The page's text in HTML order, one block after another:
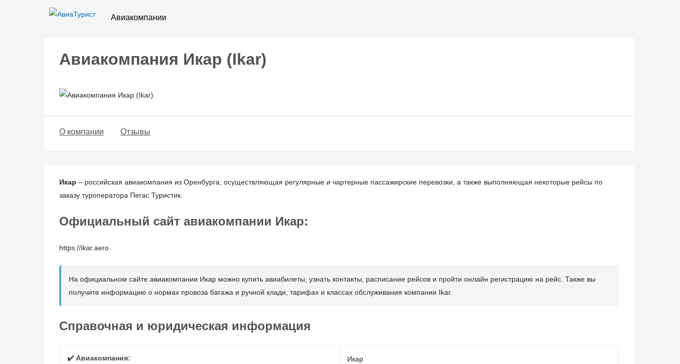
Авиакомпании
Авиакомпания Икар (Ikar)
О компании Отзывы
Икар – российская авиакомпания из Оренбурга, осуществляющая регулярные и чартерные пассажирские перевозки, а также выполняющая некоторые рейсы по
заказу туроператора Пегас Туристик.
Официальный сайт авиакомпании Икар:
https://ikar.aero
На официальном сайте авиакомпании Икар можно купить авиабилеты, узнать контакты, расписание рейсов и пройти онлайн регистрацию на рейс. Также вы
получите информацию о нормах провоза багажа и ручной клади, тарифах и классах обслуживания компании Ikar.
Справочная и юридическая информация
✔️ Авиакомпания: Икар